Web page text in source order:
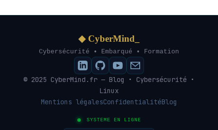
◆ CyberMind_
Cybersécurité • Embarqué • Formation
© 2025 CyberMind.fr — Blog • Cybersécurité •
Linux
Mentions légalesConfidentialitéBlog
SYSTEME EN LIGNE